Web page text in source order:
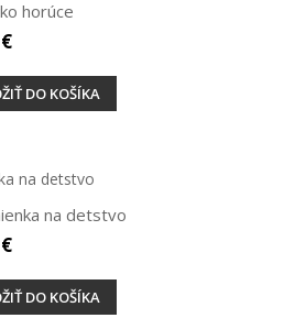
horúce
DO KOŠÍKA
na detstvo
DO KOŠÍKA